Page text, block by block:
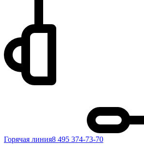
Горячая линия8 495 374-73-70